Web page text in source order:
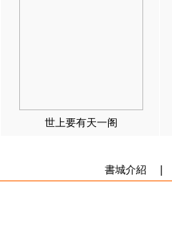
世上要有天一阁
書城介紹